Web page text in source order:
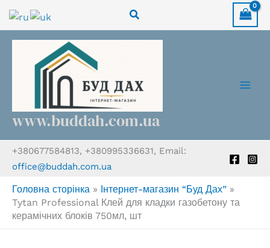
Перейти
до
вмісту
Пошук
www.buddah.com.ua
+380677584813, +380995336631, Email:
office@buddah.com.ua
Головна сторінка » Інтернет-магазин “Буд Дах” »
Tytan Professional Клей для кладки газобетону та
керамічних блоків 750мл, шт